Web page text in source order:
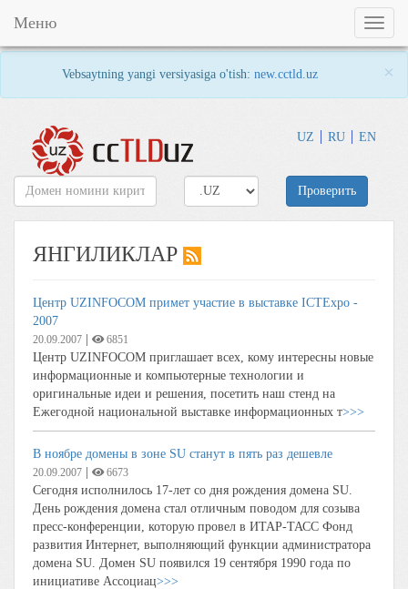
Vebsaytning yangi versiyasiga o'tish: new.cctld.uz ×
UZ RU EN
Toggle
Меню
Проверить
ЯНГИЛИКЛАР
Центр UZINFOCOM примет участие в выставке ICTExpo -
2007
20.09.2007 6851
Центр UZINFOCOM приглашает всех, кому интересны новые
информационные и компьютерные технологии и
оригинальные идеи и решения, посетить наш стенд на
Ежегодной национальной выставке информационных т>>>
В ноябре домены в зоне SU станут в пять раз дешевле
20.09.2007 6673
Сегодня исполнилось 17-лет со дня рождения домена SU.
День рождения домена стал отличным поводом для созыва
пресс-конференции, которую провел в ИТАР-ТАСС Фонд
развития Интернет, выполняющий функции администратора
домена SU. Домен SU появился 19 сентября 1990 года по
инициативе Ассоциац>>>